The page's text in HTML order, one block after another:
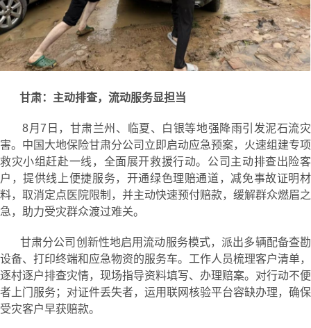
甘肃：主动排查，流动服务显担当
8月7日，甘肃兰州、临夏、白银等地强降雨引发泥石流灾
害。中国大地保险甘肃分公司立即启动应急预案，火速组建专项
救灾小组赶赴一线，全面展开救援行动。公司主动排查出险客
户，提供线上便捷服务，开通绿色理赔通道，减免事故证明材
料，取消定点医院限制，并主动快速预付赔款，缓解群众燃眉之
急，助力受灾群众渡过难关。
甘肃分公司创新性地启用流动服务模式，派出多辆配备查勘
设备、打印终端和应急物资的服务车。工作人员梳理客户清单，
逐村逐户排查灾情，现场指导资料填写、办理赔案。对行动不便
者上门服务；对证件丢失者，运用联网核验平台容缺办理，确保
受灾客户早获赔款。